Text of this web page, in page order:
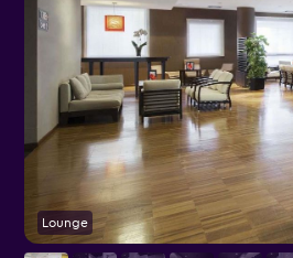
Lounge